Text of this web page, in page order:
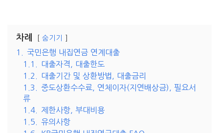
차례 숨기기
1.
국민은행 내집연금 연계대출
1.1.
대출자격, 대출한도
1.2.
대출기간 및 상환방법, 대출금리
1.3.
중도상환수수료, 연체이자(지연배상금), 필요서
류
1.4.
제한사항, 부대비용
1.5.
유의사항